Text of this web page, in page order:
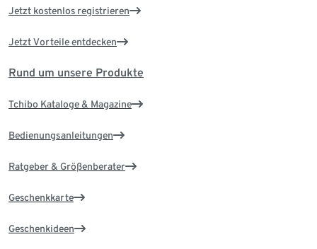
Jetzt kostenlos registrieren
Jetzt Vorteile entdecken
Rund um unsere Produkte
Tchibo Kataloge & Magazine
Bedienungsanleitungen
Ratgeber & Größenberater
Geschenkkarte
Geschenkideen